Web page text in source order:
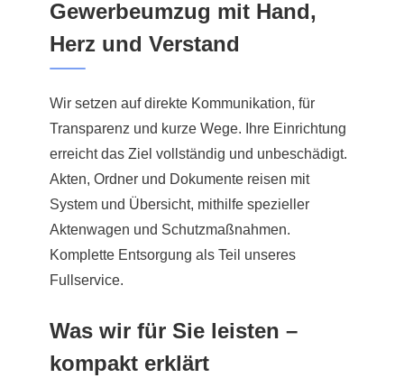
Gewerbeumzug mit Hand,
Herz und Verstand
Wir setzen auf direkte Kommunikation, für
Transparenz und kurze Wege. Ihre Einrichtung
erreicht das Ziel vollständig und unbeschädigt.
Akten, Ordner und Dokumente reisen mit
System und Übersicht, mithilfe spezieller
Aktenwagen und Schutzmaßnahmen.
Komplette Entsorgung als Teil unseres
Fullservice.
Was wir für Sie leisten –
kompakt erklärt